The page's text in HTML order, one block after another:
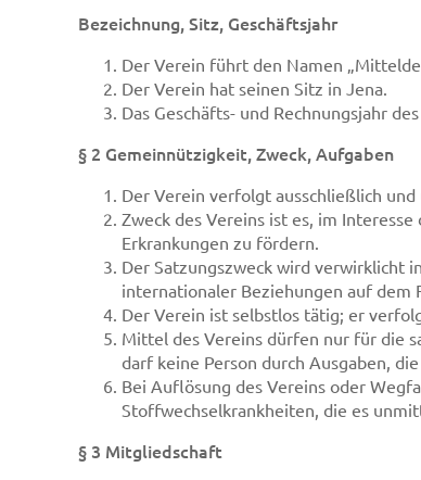
Bezeichnung, Sitz, Geschäftsjahr
Der Verein führt den Namen
Der Verein hat seinen Sitz in Jena.
Das Geschäfts- und Rechnungsjahr
§ 2 Gemeinnützigkeit, Zweck, Aufgaben
Der Verein verfolgt ausschließlich
Zweck des Vereins ist es, im
Erkrankungen zu fördern.
Der Satzungszweck wird verwirklicht
internationaler Beziehungen auf dem
Der Verein ist selbstlos tätig; er
Mittel des Vereins dürfen nur für die
darf keine Person durch Ausgaben,
Bei Auflösung des Vereins oder
Stoffwechselkrankheiten, die es
§ 3 Mitgliedschaft